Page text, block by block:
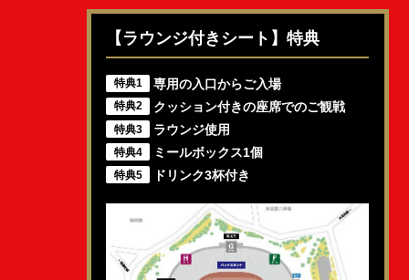
【ラウンジ付きシート】特典
特典1 専用の入口からご入場
特典2 クッション付きの座席でのご観戦
特典3 ラウンジ使用
特典4 ミールボックス1個
特典5 ドリンク3杯付き